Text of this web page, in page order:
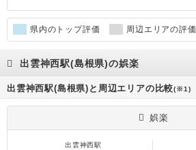
県内のトップ評価 周辺エリアの評価
出雲神西駅(島根県)の娯楽
出雲神西駅(島根県)と周辺エリアの比較(※1)
娯楽
出雲神西駅